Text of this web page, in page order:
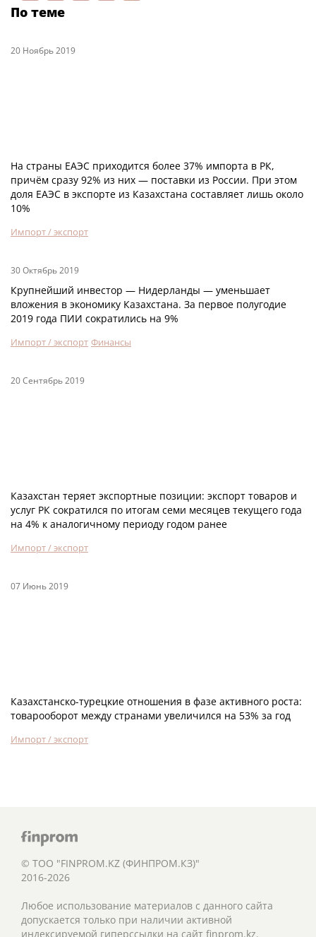
По теме
20 Ноябрь 2019
На страны ЕАЭС приходится более 37% импорта в РК,
причём сразу 92% из них — поставки из России. При этом
доля ЕАЭС в экспорте из Казахстана составляет лишь около
10%
Импорт / экспорт
30 Октябрь 2019
Крупнейший инвестор — Нидерланды — уменьшает
вложения в экономику Казахстана. За первое полугодие
2019 года ПИИ сократились на 9%
Импорт / экспорт Финансы
20 Сентябрь 2019
Казахстан теряет экспортные позиции: экспорт товаров и
услуг РК сократился по итогам семи месяцев текущего года
на 4% к аналогичному периоду годом ранее
Импорт / экспорт
07 Июнь 2019
Казахстанско-турецкие отношения в фазе активного роста:
товарооборот между странами увеличился на 53% за год
Импорт / экспорт
© ТОО "FINPROM.KZ (ФИНПРОМ.КЗ)"
2016-2026
Любое использование материалов с данного сайта
допускается только при наличии активной
индексируемой гиперссылки на сайт finprom.kz.